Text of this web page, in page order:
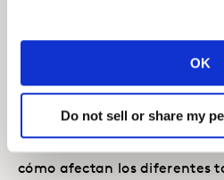
OK
Do not sell or share my
relacionadas
Balanced
cómo afectan los diferentes